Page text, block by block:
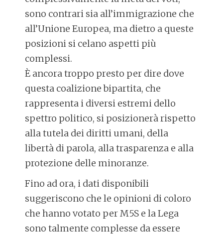
sono contrari sia all’immigrazione che
all’Unione Europea, ma dietro a queste
posizioni si celano aspetti più
complessi.
È ancora troppo presto per dire dove
questa coalizione bipartita, che
rappresenta i diversi estremi dello
spettro politico, si posizionerà rispetto
alla tutela dei diritti umani, della
libertà di parola, alla trasparenza e alla
protezione delle minoranze.
Fino ad ora, i dati disponibili
suggeriscono che le opinioni di coloro
che hanno votato per M5S e la Lega
sono talmente complesse da essere